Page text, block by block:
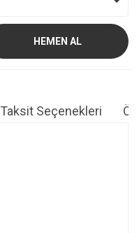
HEMEN AL
Taksit Seçenekleri